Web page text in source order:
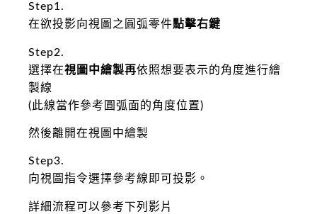
Step1.
在欲投影向視圖之圓弧零件點擊右鍵
Step2.
選擇在視圖中繪製再依照想要表示的角度進行繪
製線
(此線當作參考圓弧面的角度位置)
然後離開在視圖中繪製
Step3.
向視圖指令選擇參考線即可投影。
詳細流程可以參考下列影片